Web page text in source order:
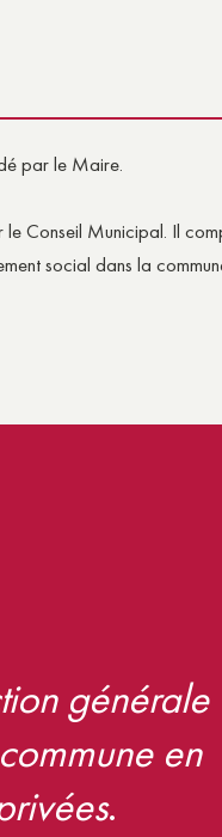
par le Maire.
le Conseil Municipal. Il
social dans la
générale
en
.